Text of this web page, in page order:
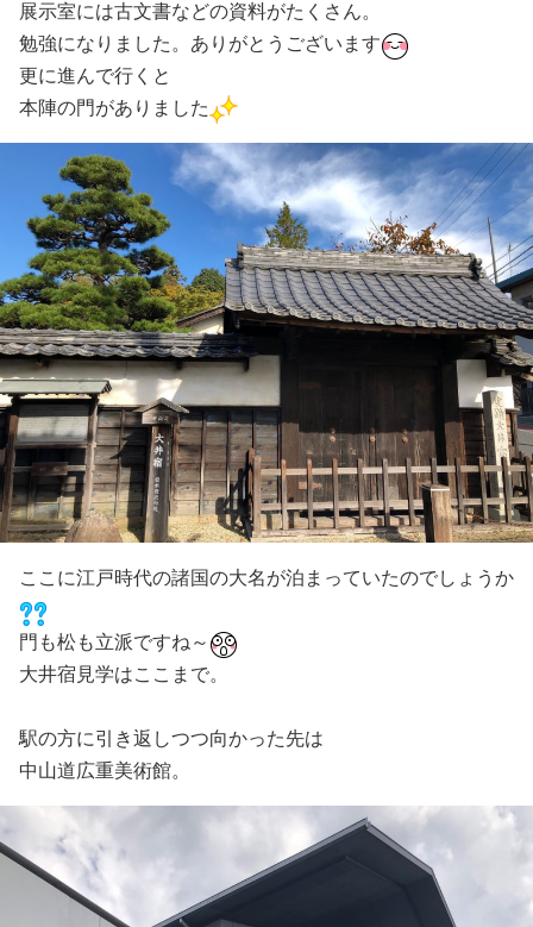
展示室には古文書などの資料がたくさん。
勉強になりました。ありがとうございます
更に進んで行くと
本陣の門がありました
ここに江戸時代の諸国の大名が泊まっていたのでしょうか
門も松も立派ですね～
大井宿見学はここまで。
駅の方に引き返しつつ向かった先は
中山道広重美術館。